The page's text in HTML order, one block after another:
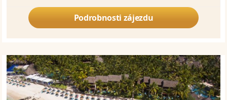
Podrobnosti zájezdu